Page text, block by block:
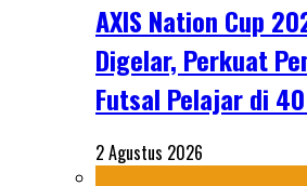
AXIS Nation Cup
Digelar, Perkuat
Futsal Pelajar di
2 Agustus 2026